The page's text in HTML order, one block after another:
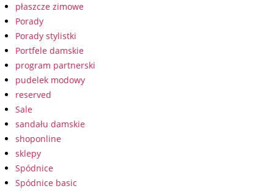
płaszcze zimowe
Porady
Porady stylistki
Portfele damskie
program partnerski
pudelek modowy
reserved
Sale
sandału damskie
shoponline
sklepy
Spódnice
Spódnice basic